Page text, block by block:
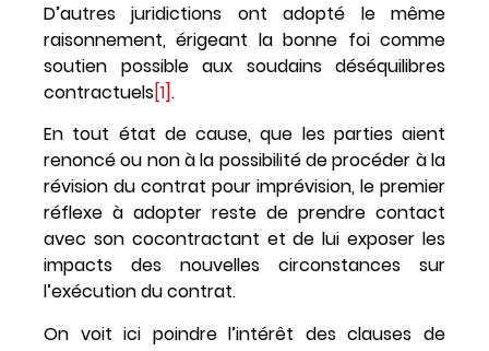
D’autres juridictions ont adopté le même
raisonnement, érigeant la bonne foi comme
soutien possible aux soudains déséquilibres
contractuels[1].
En tout état de cause, que les parties aient
renoncé ou non à la possibilité de procéder à la
révision du contrat pour imprévision, le premier
réflexe à adopter reste de prendre contact
avec son cocontractant et de lui exposer les
impacts des nouvelles circonstances sur
l’exécution du contrat.
On voit ici poindre l’intérêt des clauses de